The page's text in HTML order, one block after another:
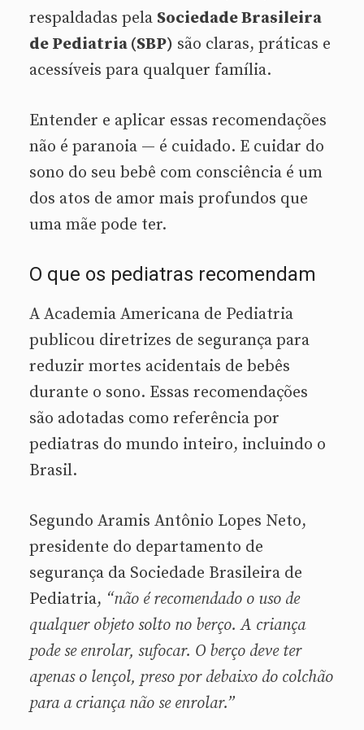
respaldadas pela Sociedade Brasileira
de Pediatria (SBP) são claras, práticas e
acessíveis para qualquer família.
Entender e aplicar essas recomendações
não é paranoia — é cuidado. E cuidar do
sono do seu bebê com consciência é um
dos atos de amor mais profundos que
uma mãe pode ter.
O que os pediatras recomendam
A Academia Americana de Pediatria
publicou diretrizes de segurança para
reduzir mortes acidentais de bebês
durante o sono. Essas recomendações
são adotadas como referência por
pediatras do mundo inteiro, incluindo o
Brasil.
Segundo Aramis Antônio Lopes Neto,
presidente do departamento de
segurança da Sociedade Brasileira de
Pediatria, “não é recomendado o uso de
qualquer objeto solto no berço. A criança
pode se enrolar, sufocar. O berço deve ter
apenas o lençol, preso por debaixo do colchão
para a criança não se enrolar.”